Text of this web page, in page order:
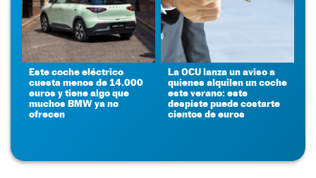
Este coche eléctrico
cuesta menos de 14.000
euros y tiene algo que
muchos BMW ya no
ofrecen
La OCU lanza un aviso a
quienes alquilen un coche
este verano: este
despiste puede costarte
cientos de euros